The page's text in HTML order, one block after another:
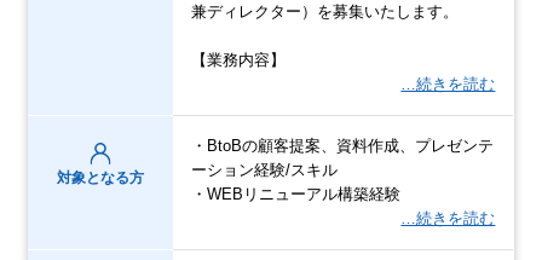
兼ディレクター）を募集いたします。
【業務内容】
…続きを読む
対象となる方
・BtoBの顧客提案、資料作成、プレゼンテ
ーション経験/スキル
・WEBリニューアル構築経験
…続きを読む